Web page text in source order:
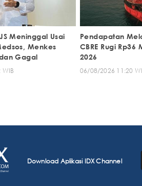
Meninggal Usai
Menkes
Gagal
Pendapatan
CBRE Rugi
2026
06/08/2026 11:20
Download Aplikasi IDX Channel